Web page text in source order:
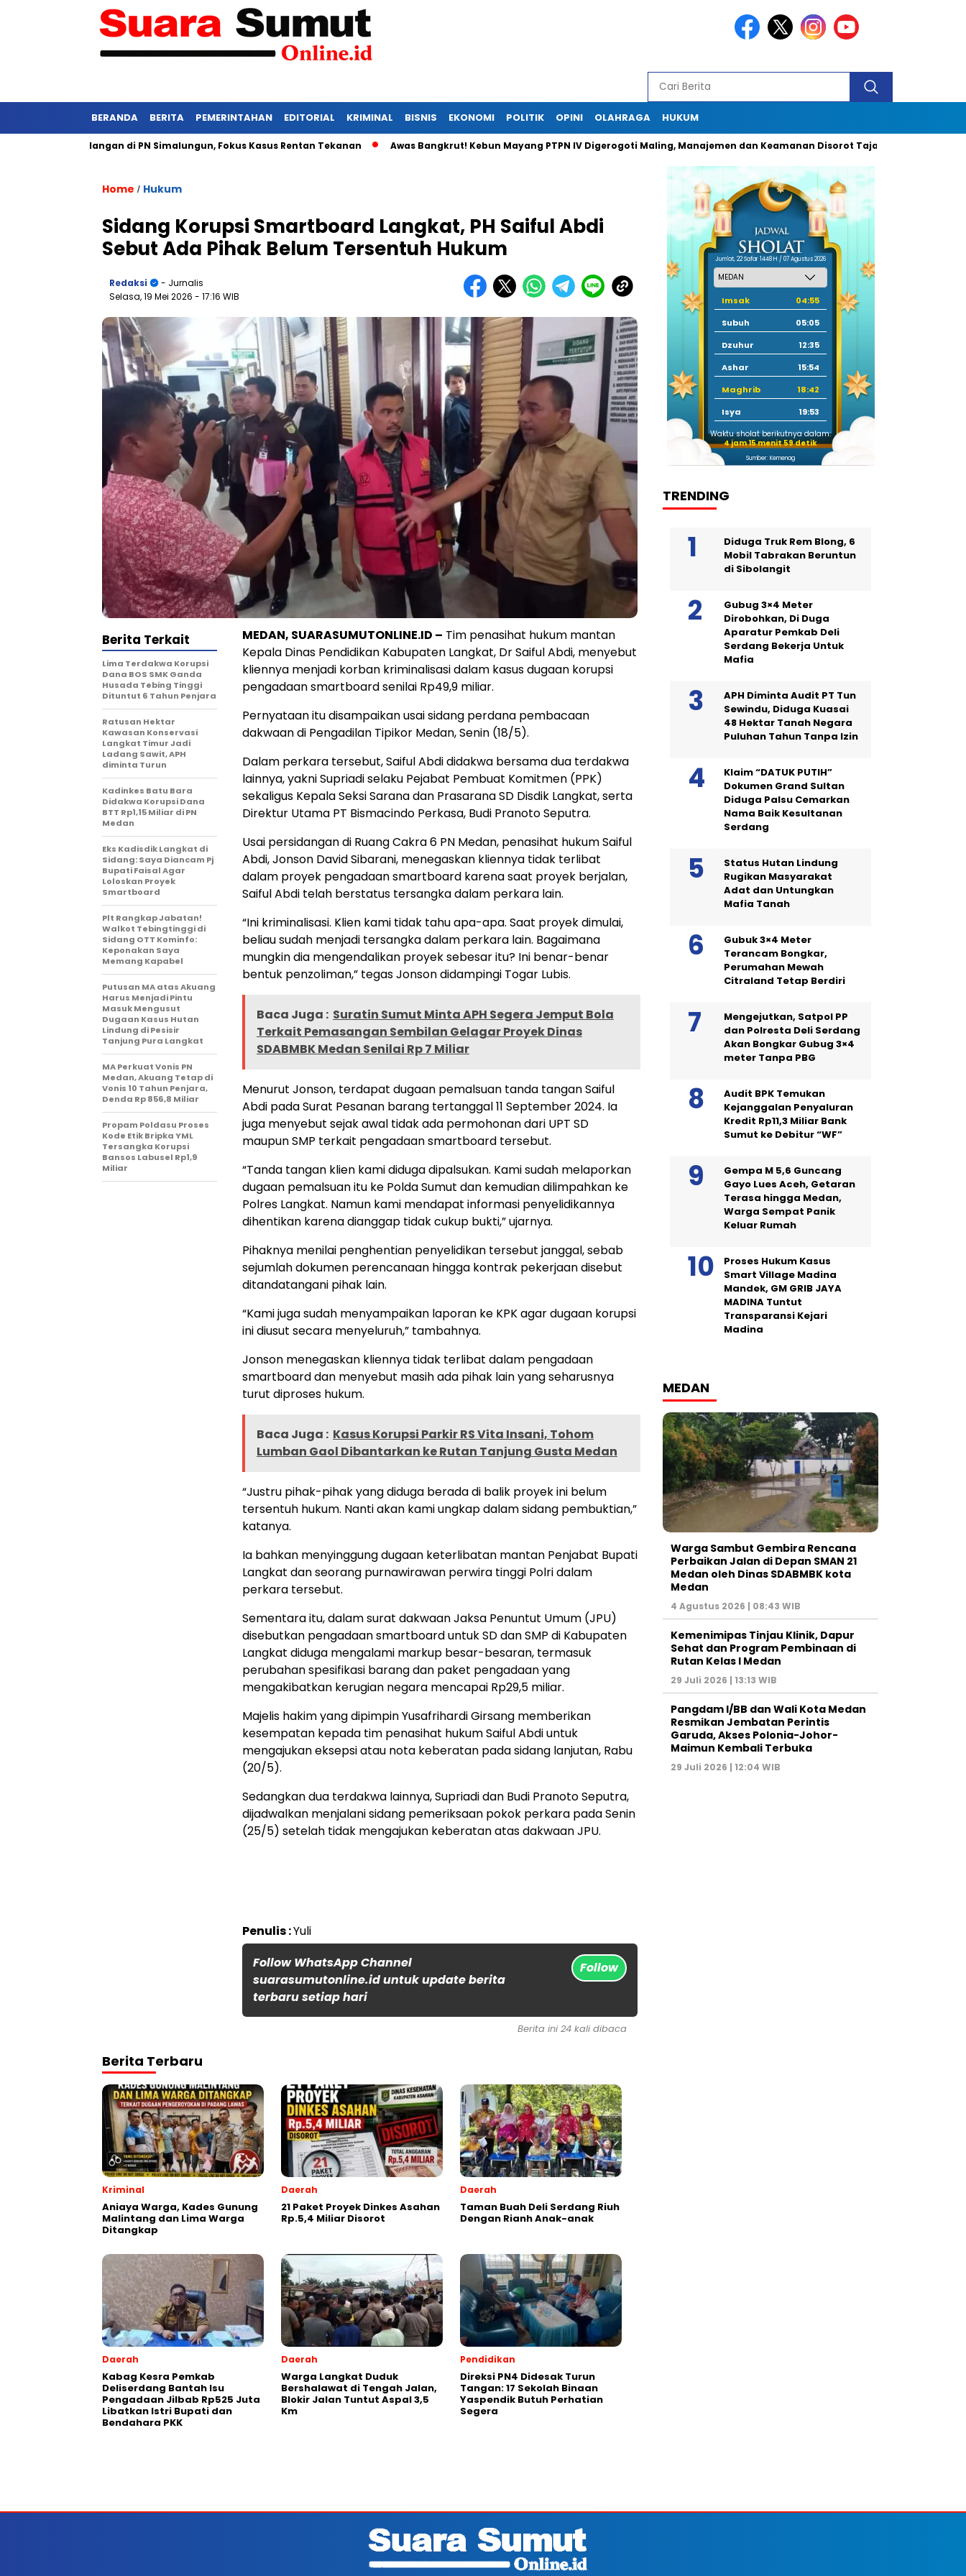
BERANDA BERITA PEMERINTAHAN EDITORIAL KRIMINAL BISNIS EKONOMI POLITIK OPINI OLAHRAGA HUKUM
Persidangan di PN Simalungun, Fokus Kasus Rentan Tekanan Awas Bangkrut! Kebun Mayang PTPN IV Digerogoti Maling, Manajemen dan Keamanan Disorot Tajam Dugaan Pungli
Home / Hukum
Sidang Korupsi Smartboard Langkat, PH Saiful Abdi
Sebut Ada Pihak Belum Tersentuh Hukum
Redaksi
- Jurnalis
Selasa, 19 Mei 2026 - 17:16 WIB
MEDAN, SUARASUMUTONLINE.ID – Tim penasihat hukum mantan
Kepala Dinas Pendidikan Kabupaten Langkat, Dr Saiful Abdi, menyebut
kliennya menjadi korban kriminalisasi dalam kasus dugaan korupsi
pengadaan smartboard senilai Rp49,9 miliar.
Pernyataan itu disampaikan usai sidang perdana pembacaan
dakwaan di Pengadilan Tipikor Medan, Senin (18/5).
Dalam perkara tersebut, Saiful Abdi didakwa bersama dua terdakwa
lainnya, yakni Supriadi selaku Pejabat Pembuat Komitmen (PPK)
sekaligus Kepala Seksi Sarana dan Prasarana SD Disdik Langkat, serta
Direktur Utama PT Bismacindo Perkasa, Budi Pranoto Seputra.
Usai persidangan di Ruang Cakra 6 PN Medan, penasihat hukum Saiful
Abdi, Jonson David Sibarani, menegaskan kliennya tidak terlibat
dalam proyek pengadaan smartboard karena saat proyek berjalan,
Saiful Abdi telah berstatus tersangka dalam perkara lain.
“Ini kriminalisasi. Klien kami tidak tahu apa-apa. Saat proyek dimulai,
beliau sudah menjadi tersangka dalam perkara lain. Bagaimana
mungkin dia mengendalikan proyek sebesar itu? Ini benar-benar
bentuk penzoliman,” tegas Jonson didampingi Togar Lubis.
Baca Juga : Suratin Sumut Minta APH Segera Jemput Bola
Terkait Pemasangan Sembilan Gelagar Proyek Dinas
SDABMBK Medan Senilai Rp 7 Miliar
Menurut Jonson, terdapat dugaan pemalsuan tanda tangan Saiful
Abdi pada Surat Pesanan barang tertanggal 11 September 2024. Ia
juga menyebut sejak awal tidak ada permohonan dari UPT SD
maupun SMP terkait pengadaan smartboard tersebut.
“Tanda tangan klien kami diduga dipalsukan. Kami sudah melaporkan
dugaan pemalsuan itu ke Polda Sumut dan kemudian dilimpahkan ke
Polres Langkat. Namun kami mendapat informasi penyelidikannya
dihentikan karena dianggap tidak cukup bukti,” ujarnya.
Pihaknya menilai penghentian penyelidikan tersebut janggal, sebab
sejumlah dokumen perencanaan hingga kontrak pekerjaan disebut
ditandatangani pihak lain.
“Kami juga sudah menyampaikan laporan ke KPK agar dugaan korupsi
ini diusut secara menyeluruh,” tambahnya.
Jonson menegaskan kliennya tidak terlibat dalam pengadaan
smartboard dan menyebut masih ada pihak lain yang seharusnya
turut diproses hukum.
Baca Juga : Kasus Korupsi Parkir RS Vita Insani, Tohom
Lumban Gaol Dibantarkan ke Rutan Tanjung Gusta Medan
“Justru pihak-pihak yang diduga berada di balik proyek ini belum
tersentuh hukum. Nanti akan kami ungkap dalam sidang pembuktian,”
katanya.
Ia bahkan menyinggung dugaan keterlibatan mantan Penjabat Bupati
Langkat dan seorang purnawirawan perwira tinggi Polri dalam
perkara tersebut.
Sementara itu, dalam surat dakwaan Jaksa Penuntut Umum (JPU)
disebutkan pengadaan smartboard untuk SD dan SMP di Kabupaten
Langkat diduga mengalami markup besar-besaran, termasuk
perubahan spesifikasi barang dan paket pengadaan yang
mengakibatkan kerugian negara mencapai Rp29,5 miliar.
Majelis hakim yang dipimpin Yusafrihardi Girsang memberikan
kesempatan kepada tim penasihat hukum Saiful Abdi untuk
mengajukan eksepsi atau nota keberatan pada sidang lanjutan, Rabu
(20/5).
Sedangkan dua terdakwa lainnya, Supriadi dan Budi Pranoto Seputra,
dijadwalkan menjalani sidang pemeriksaan pokok perkara pada Senin
(25/5) setelah tidak mengajukan keberatan atas dakwaan JPU.
Penulis :Yuli
Follow WhatsApp Channel
suarasumutonline.id untuk update berita
terbaru setiap hari
Follow
Berita Terkait
Lima Terdakwa Korupsi
Dana BOS SMK Ganda
Husada Tebing Tinggi
Dituntut 6 Tahun Penjara
Ratusan Hektar
Kawasan Konservasi
Langkat Timur Jadi
Ladang Sawit, APH
diminta Turun
Kadinkes Batu Bara
Didakwa Korupsi Dana
BTT Rp1,15 Miliar di PN
Medan
Eks Kadisdik Langkat di
Sidang: Saya Diancam Pj
Bupati Faisal Agar
Loloskan Proyek
Smartboard
Plt Rangkap Jabatan!
Walkot Tebingtinggi di
Sidang OTT Kominfo:
Keponakan Saya
Memang Kapabel
Putusan MA atas Akuang
Harus Menjadi Pintu
Masuk Mengusut
Dugaan Kasus Hutan
Lindung di Pesisir
Tanjung Pura Langkat
MA Perkuat Vonis PN
Medan, Akuang Tetap di
Vonis 10 Tahun Penjara,
Denda Rp 856,8 Miliar
Propam Poldasu Proses
Kode Etik Bripka YML
Tersangka Korupsi
Bansos Labusel Rp1,9
Miliar
Berita ini 24 kali dibaca
Berita Terbaru
Kriminal
Aniaya Warga, Kades Gunung
Malintang dan Lima Warga
Ditangkap
Daerah
21 Paket Proyek Dinkes Asahan
Rp.5,4 Miliar Disorot
Daerah
Taman Buah Deli Serdang Riuh
Dengan Rianh Anak-anak
Daerah
Kabag Kesra Pemkab
Deliserdang Bantah Isu
Pengadaan Jilbab Rp525 Juta
Libatkan Istri Bupati dan
Bendahara PKK
Daerah
Warga Langkat Duduk
Bershalawat di Tengah Jalan,
Blokir Jalan Tuntut Aspal 3,5
Km
Pendidikan
Direksi PN4 Didesak Turun
Tangan: 17 Sekolah Binaan
Yaspendik Butuh Perhatian
Segera
Jum'at, 22 Safar 1448 H / 07 Agustus 2026
Imsak
04:55
Subuh
05:05
Dzuhur
12:35
Ashar
15:54
Maghrib
18:42
Isya
19:53
Waktu sholat berikutnya dalam:
4 jam 15 menit 58 detik
Sumber: Kemenag
TRENDING
Diduga Truk Rem Blong, 6
Mobil Tabrakan Beruntun
di Sibolangit
Gubug 3×4 Meter
Dirobohkan, Di Duga
Aparatur Pemkab Deli
Serdang Bekerja Untuk
Mafia
APH Diminta Audit PT Tun
Sewindu, Diduga Kuasai
48 Hektar Tanah Negara
Puluhan Tahun Tanpa Izin
Klaim “DATUK PUTIH”
Dokumen Grand Sultan
Diduga Palsu Cemarkan
Nama Baik Kesultanan
Serdang
Status Hutan Lindung
Rugikan Masyarakat
Adat dan Untungkan
Mafia Tanah
Gubuk 3×4 Meter
Terancam Bongkar,
Perumahan Mewah
Citraland Tetap Berdiri
Mengejutkan, Satpol PP
dan Polresta Deli Serdang
Akan Bongkar Gubug 3×4
meter Tanpa PBG
Audit BPK Temukan
Kejanggalan Penyaluran
Kredit Rp11,3 Miliar Bank
Sumut ke Debitur “WF”
Gempa M 5,6 Guncang
Gayo Lues Aceh, Getaran
Terasa hingga Medan,
Warga Sempat Panik
Keluar Rumah
Proses Hukum Kasus
Smart Village Madina
Mandek, GM GRIB JAYA
MADINA Tuntut
Transparansi Kejari
Madina
MEDAN
Warga Sambut Gembira Rencana
Perbaikan Jalan di Depan SMAN 21
Medan oleh Dinas SDABMBK kota
Medan
4 Agustus 2026 | 08:43 WIB
Kemenimipas Tinjau Klinik, Dapur
Sehat dan Program Pembinaan di
Rutan Kelas I Medan
29 Juli 2026 | 13:13 WIB
Pangdam I/BB dan Wali Kota Medan
Resmikan Jembatan Perintis
Garuda, Akses Polonia-Johor-
Maimun Kembali Terbuka
29 Juli 2026 | 12:04 WIB